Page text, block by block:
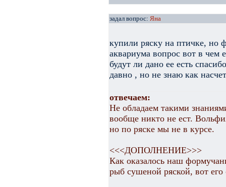
задал вопрос: Яна
купили ряску на птичке, но
аквариума вопрос вот в чем
будут ли дано ее есть
давно , но не знаю как
отвечаем:
Не обладаем такими
вообще никто не ест.
но по ряске мы не в курсе.
<<<ДОПОЛНЕНИЕ>>>
Как оказалось наш
рыб сушеной ряской, вот